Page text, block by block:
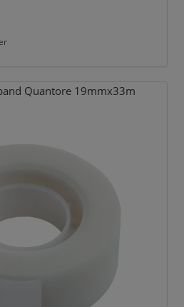
Quantore 19mmx33m